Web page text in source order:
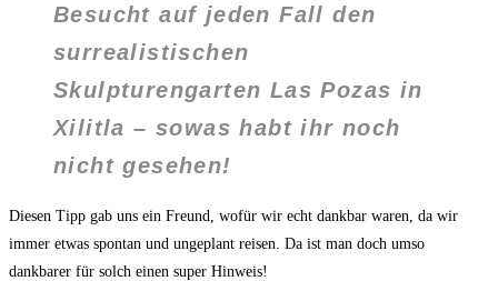
Besucht auf jeden Fall den
surrealistischen
Skulpturengarten Las Pozas in
Xilitla – sowas habt ihr noch
nicht gesehen!
Diesen Tipp gab uns ein Freund, wofür wir echt dankbar waren, da wir
immer etwas spontan und ungeplant reisen. Da ist man doch umso
dankbarer für solch einen super Hinweis!